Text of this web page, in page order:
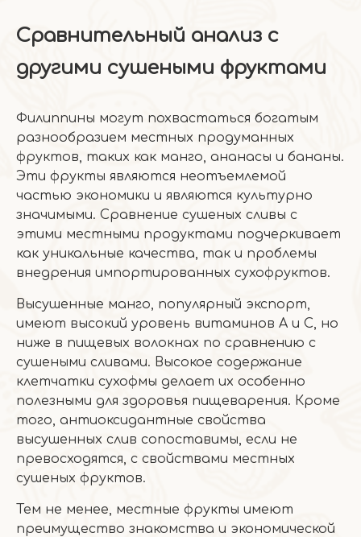
Сравнительный анализ с
другими сушеными фруктами
Филиппины могут похвастаться богатым
разнообразием местных продуманных
фруктов, таких как манго, ананасы и бананы.
Эти фрукты являются неотъемлемой
частью экономики и являются культурно
значимыми. Сравнение сушеных сливы с
этими местными продуктами подчеркивает
как уникальные качества, так и проблемы
внедрения импортированных сухофруктов.
Высушенные манго, популярный экспорт,
имеют высокий уровень витаминов A и C, но
ниже в пищевых волокнах по сравнению с
сушеными сливами. Высокое содержание
клетчатки сухофмы делает их особенно
полезными для здоровья пищеварения. Кроме
того, антиоксидантные свойства
высушенных слив сопоставимы, если не
превосходятся, с свойствами местных
сушеных фруктов.
Тем не менее, местные фрукты имеют
преимущество знакомства и экономической